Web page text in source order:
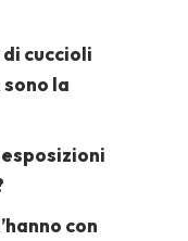
cuccioli
la
con